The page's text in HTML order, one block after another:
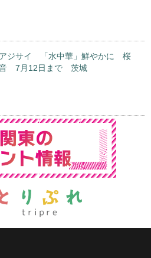
ジサイ 「水中華」鮮やかに 桜
音 7月12日まで 茨城